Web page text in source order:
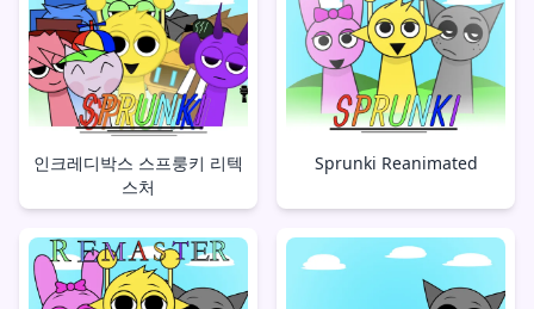
인크레디박스 스프룽키 리텍
스처
Sprunki Reanimated